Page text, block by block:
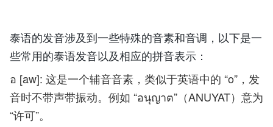
泰语的发音涉及到一些特殊的音素和音调，以下是一
些常用的泰语发音以及相应的拼音表示：
อ [aw]: 这是一个辅音音素，类似于英语中的 “o”，发
音时不带声带振动。例如 “อนุญาต”（ANUYAT）意为
“许可”。